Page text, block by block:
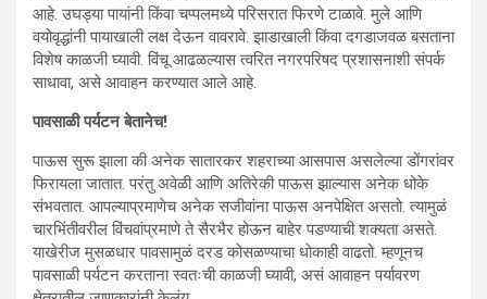
आहे. उघड्या पायांनी किंवा चप्पलमध्ये परिसरात फिरणे टाळावे. मुले आणि
वयोवृद्धांनी पायाखाली लक्ष देऊन वावरावे. झाडाखाली किंवा दगडाजवळ बसताना
विशेष काळजी घ्यावी. विंचू आढळल्यास त्वरित नगरपरिषद प्रशासनाशी संपर्क
साधावा, असे आवाहन करण्यात आले आहे.
पावसाळी पर्यटन बेतानेच!
पाऊस सुरू झाला की अनेक सातारकर शहराच्या आसपास असलेल्या डोंगरांवर
फिरायला जातात. परंतु अवेळी आणि अतिरेकी पाऊस झाल्यास अनेक धोके
संभवतात. आपल्याप्रमाणेच अनेक सजीवांना पाऊस अनपेक्षित असतो. त्यामुळं
चारभिंतीवरील विंचवांप्रमाणे ते सैरभैर होऊन बाहेर पडण्याची शक्यता असते.
याखेरीज मुसळधार पावसामुळं दरड कोसळण्याचा धोकाही वाढतो. म्हणूनच
पावसाळी पर्यटन करताना स्वतःची काळजी घ्यावी, असं आवाहन पर्यावरण